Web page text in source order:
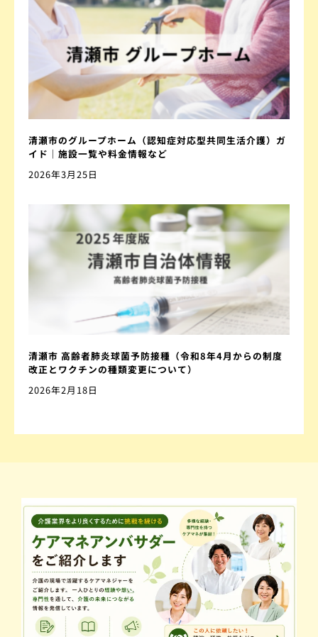
清瀬市のグループホーム（認知症対応型共同生活介護）ガ
イド｜施設一覧や料金情報など
2026年3月25日
清瀬市 高齢者肺炎球菌予防接種（令和8年4月からの制度
改正とワクチンの種類変更について）
2026年2月18日